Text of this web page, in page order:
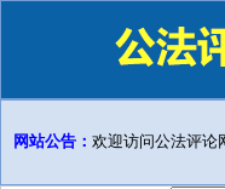
网站公告： 欢迎访问公法评论